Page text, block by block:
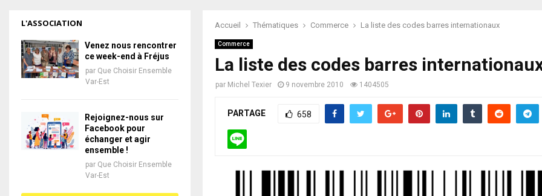
Accueil Thématiques Commerce La liste des codes barres internationaux
Commerce
La liste des codes barres
par Michel Texier 9 novembre 2010 1404505
PARTAGE 658
L'ASSOCIATION
Venez nous rencontrer
ce week-end à Fréjus
par Que Choisir Ensemble
Var-Est
Rejoignez-nous sur
Facebook pour
échanger et agir
ensemble !
par Que Choisir Ensemble
Var-Est